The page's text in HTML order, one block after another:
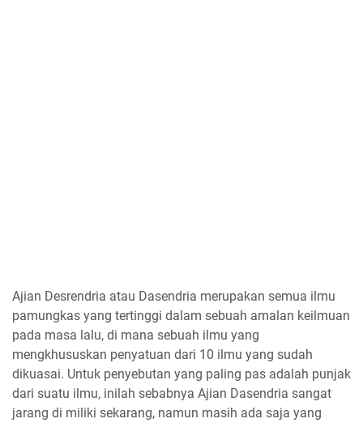
Ajian Desrendria atau Dasendria merupakan semua ilmu
pamungkas yang tertinggi dalam sebuah amalan keilmuan
pada masa lalu, di mana sebuah ilmu yang
mengkhususkan penyatuan dari 10 ilmu yang sudah
dikuasai. Untuk penyebutan yang paling pas adalah punjak
dari suatu ilmu, inilah sebabnya Ajian Dasendria sangat
jarang di miliki sekarang, namun masih ada saja yang